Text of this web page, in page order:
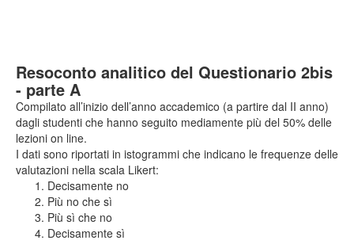
Resoconto analitico del Questionario 2bis
- parte A
Compilato all’inizio dell’anno accademico (a partire dal II anno)
dagli studenti che hanno seguito mediamente più del 50% delle
lezioni on line.
I dati sono riportati in istogrammi che indicano le frequenze delle
valutazioni nella scala Likert:
Decisamente no
Più no che sì
Più sì che no
Decisamente sì